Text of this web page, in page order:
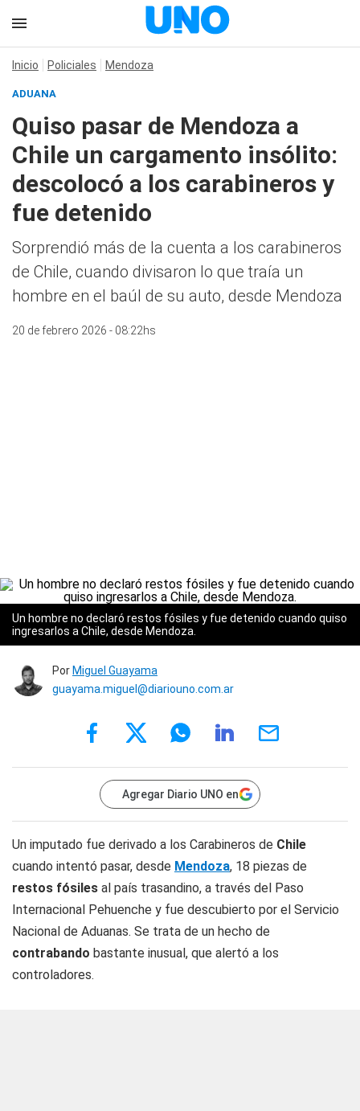
Inicio Policiales Mendoza
ADUANA
Quiso pasar de Mendoza a
Chile un cargamento insólito:
descolocó a los carabineros y
fue detenido
Sorprendió más de la cuenta a los carabineros
de Chile, cuando divisaron lo que traía un
hombre en el baúl de su auto, desde Mendoza
20 de febrero 2026 - 08:22hs
Un hombre no declaró restos fósiles y fue detenido cuando quiso
ingresarlos a Chile, desde Mendoza.
Por Miguel Guayama
guayama.miguel@diariouno.com.ar
Agregar Diario UNO en
Un imputado fue derivado a los Carabineros de Chile
cuando intentó pasar, desde Mendoza, 18 piezas de
restos fósiles al país trasandino, a través del Paso
Internacional Pehuenche y fue descubierto por el Servicio
Nacional de Aduanas. Se trata de un hecho de
contrabando bastante inusual, que alertó a los
controladores.